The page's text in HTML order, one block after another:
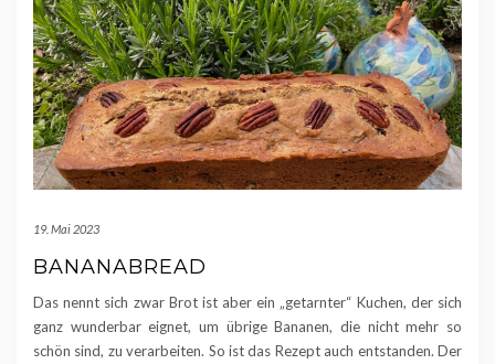
19. Mai 2023
BANANABREAD
Das nennt sich zwar Brot ist aber ein „getarnter“ Kuchen, der sich
ganz wunderbar eignet, um übrige Bananen, die nicht mehr so
schön sind, zu verarbeiten. So ist das Rezept auch entstanden. Der